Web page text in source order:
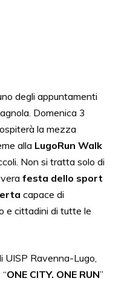
degli appuntamenti
Domenica 3
la mezza
alla LugoRun Walk
Non si tratta solo di
festa dello sport
capace di
e cittadini di tutte le
UISP Ravenna-Lugo,
ONE CITY. ONE RUN”